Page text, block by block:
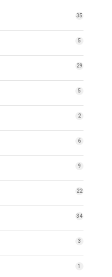
35
5
29
5
2
6
9
22
34
3
1